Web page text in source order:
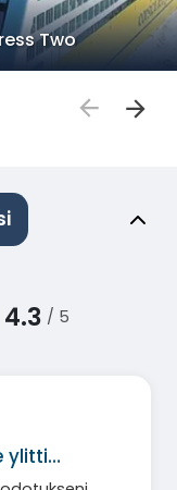
Two
4.3 / 5
ylitti…